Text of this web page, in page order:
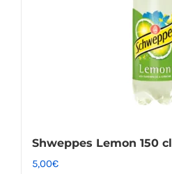
Shweppes Lemon 150 cl
5,00€